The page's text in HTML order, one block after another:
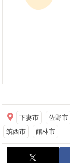
下妻市 佐野市
筑西市
館林市